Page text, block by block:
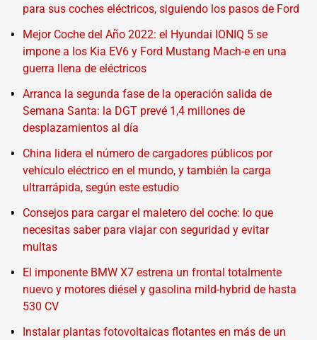
para sus coches eléctricos, siguiendo los pasos de Ford
Mejor Coche del Año 2022: el Hyundai IONIQ 5 se
impone a los Kia EV6 y Ford Mustang Mach-e en una
guerra llena de eléctricos
Arranca la segunda fase de la operación salida de
Semana Santa: la DGT prevé 1,4 millones de
desplazamientos al día
China lidera el número de cargadores públicos por
vehículo eléctrico en el mundo, y también la carga
ultrarrápida, según este estudio
Consejos para cargar el maletero del coche: lo que
necesitas saber para viajar con seguridad y evitar
multas
El imponente BMW X7 estrena un frontal totalmente
nuevo y motores diésel y gasolina mild-hybrid de hasta
530 CV
Instalar plantas fotovoltaicas flotantes en más de un